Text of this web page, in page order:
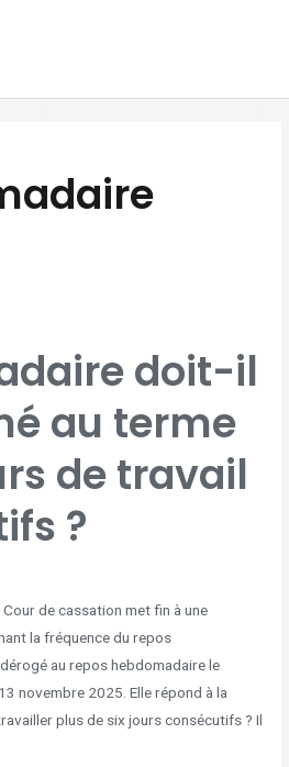
doit-il
au terme
de travail
?
Cour de cassation met fin à une
la fréquence du repos
au repos hebdomadaire le
novembre 2025. Elle répond à la
plus de six jours consécutifs ? Il